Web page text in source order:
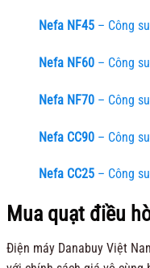
Nefa NF45 – Công
Nefa NF60 – Công
Nefa NF70 – Công
Nefa CC90 – Công
Nefa CC25 – Công
Mua quạt điều
Điện máy Danabuy Việt